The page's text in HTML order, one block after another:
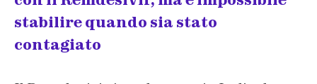
stabilire quando sia stato
contagiato